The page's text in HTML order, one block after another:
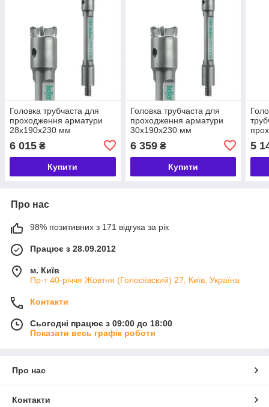
Головка трубчаста для
проходження арматури
28х190х230 мм
RebarCutter для набірних
систем 24606 Heller
6 015 ₴
Купити
Головка трубчаста для
проходження арматури
30х190х230 мм
RebarCutter для набірних
систем 24607 Heller
6 359₴
Купити
5
Про нас
98% позитивних з 171 відгука за рік
Працює з 28.09.2012
м. Київ
Пр-т 40-річчя Жовтня (Голосіївский) 27, Київ, Україна
Контакти
Сьогодні працює з 09:00 до 18:00
Показати весь графік роботи
Про нас
Контакти